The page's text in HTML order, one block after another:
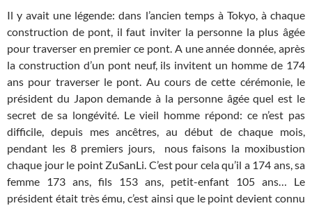
Il y avait une légende: dans l’ancien temps à Tokyo, à chaque
construction de pont, il faut inviter la personne la plus âgée
pour traverser en premier ce pont. A une année donnée, après
la construction d’un pont neuf, ils invitent un homme de 174
ans pour traverser le pont. Au cours de cette cérémonie, le
président du Japon demande à la personne âgée quel est le
secret de sa longévité. Le vieil homme répond: ce n’est pas
difficile, depuis mes ancêtres, au début de chaque mois,
pendant les 8 premiers jours, nous faisons la moxibustion
chaque jour le point ZuSanLi. C’est pour cela qu’il a 174 ans, sa
femme 173 ans, fils 153 ans, petit-enfant 105 ans… Le
président était très ému, c’est ainsi que le point devient connu